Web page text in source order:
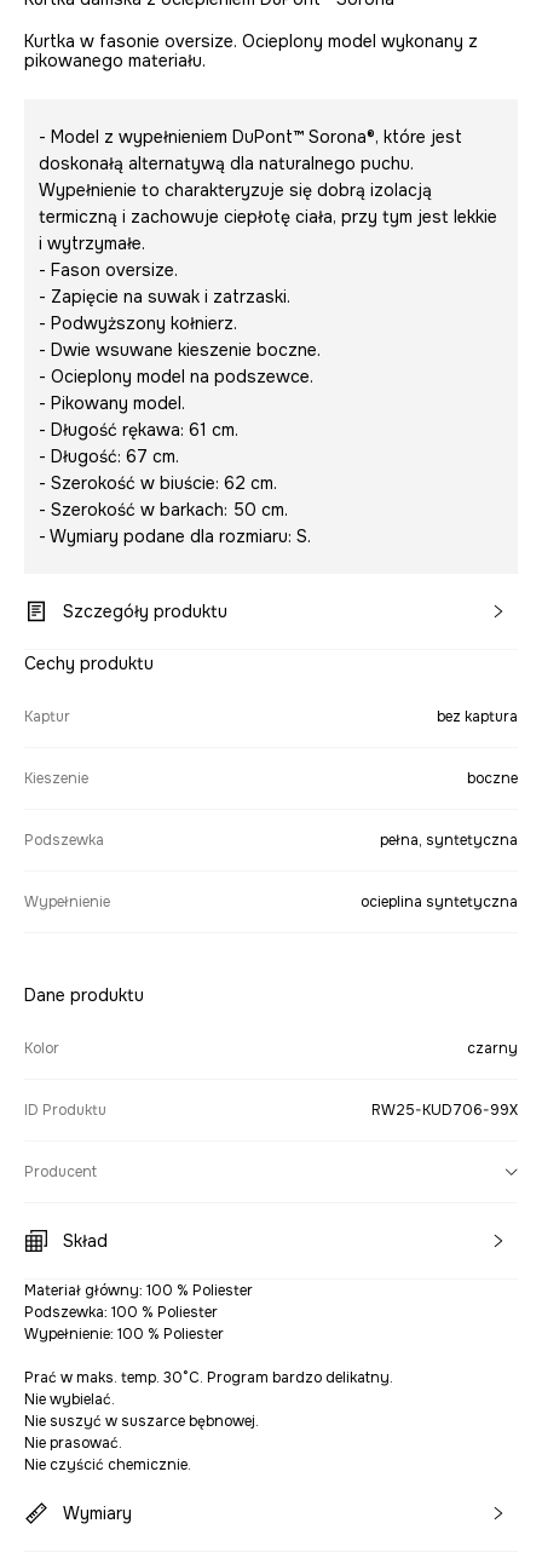
Kurtka w fasonie oversize. Ocieplony model wykonany z
pikowanego materiału.
- Model z wypełnieniem DuPont™ Sorona®, które jest
doskonałą alternatywą dla naturalnego puchu.
Wypełnienie to charakteryzuje się dobrą izolacją
termiczną i zachowuje ciepłotę ciała, przy tym jest lekkie
i wytrzymałe.
- Fason oversize.
- Zapięcie na suwak i zatrzaski.
- Podwyższony kołnierz.
- Dwie wsuwane kieszenie boczne.
- Ocieplony model na podszewce.
- Pikowany model.
- Długość rękawa: 61 cm.
- Długość: 67 cm.
- Szerokość w biuście: 62 cm.
- Szerokość w barkach: 50 cm.
- Wymiary podane dla rozmiaru: S.
Szczegóły produktu
Cechy produktu
Kaptur bez kaptura
Kieszenie boczne
Podszewka pełna, syntetyczna
Wypełnienie ocieplina syntetyczna
Dane produktu
Kolor czarny
ID Produktu RW25-KUD706-99X
Producent
Skład
Materiał główny: 100 % Poliester
Podszewka: 100 % Poliester
Wypełnienie: 100 % Poliester
Prać w maks. temp. 30°C. Program bardzo delikatny.
Nie wybielać.
Nie suszyć w suszarce bębnowej.
Nie prasować.
Nie czyścić chemicznie.
Wymiary